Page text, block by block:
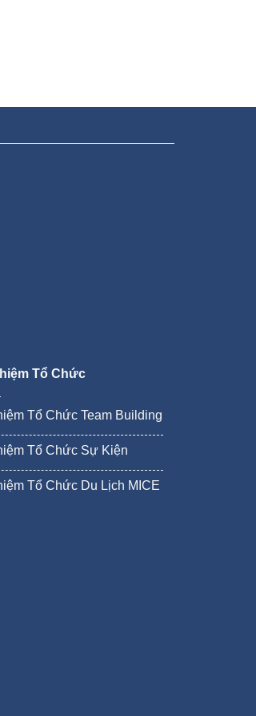
Tổ Chức
Tổ Chức Team Building
Tổ Chức Sự Kiện
Tổ Chức Du Lịch MICE